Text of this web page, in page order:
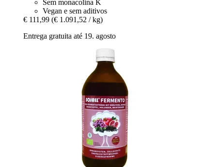
Sem monacolina K
Vegan e sem aditivos
€ 111,99 (€ 1.091,52 / kg)
Entrega gratuita até 19. agosto